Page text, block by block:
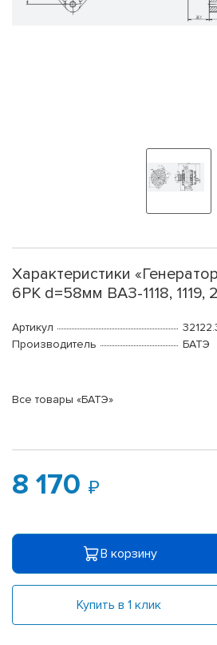
Характеристики
6PK d=58мм ВАЗ-1118, 1119,
Артикул
Производитель
БАТЭ
Все товары «БАТЭ»
8 170
В корзину
Купить в 1 клик